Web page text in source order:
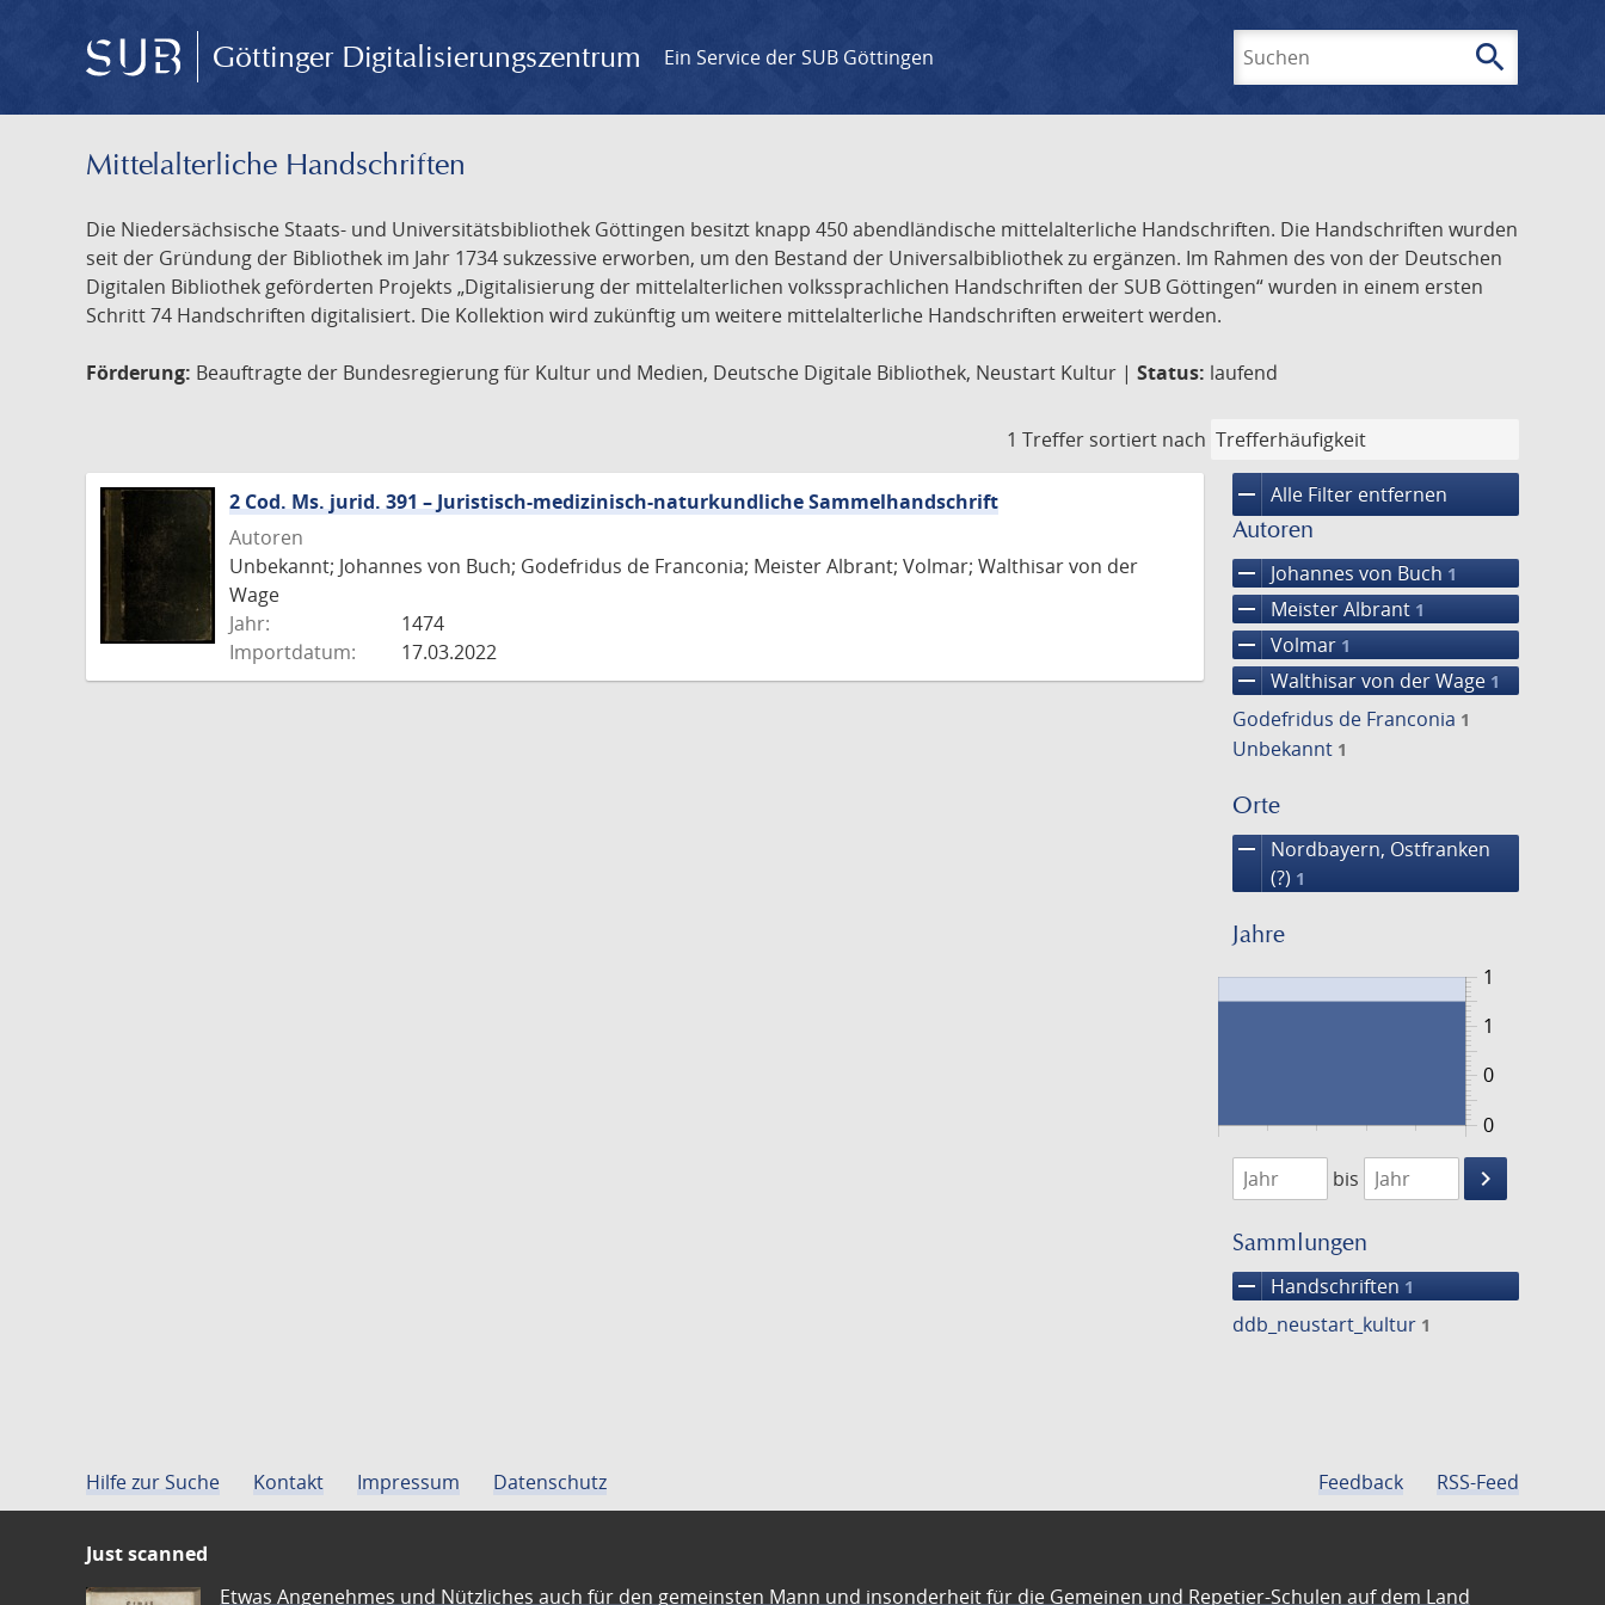
Göttinger Digitalisierungszentrum Ein Service der SUB Göttingen search
Mittelalterliche Handschriften
Die Niedersächsische Staats- und Universitätsbibliothek Göttingen besitzt knapp 450 abendländische mittelalterliche Handschriften. Die Handschriften wurden
seit der Gründung der Bibliothek im Jahr 1734 sukzessive erworben, um den Bestand der Universalbibliothek zu ergänzen. Im Rahmen des von der Deutschen
Digitalen Bibliothek geförderten Projekts „Digitalisierung der mittelalterlichen volkssprachlichen Handschriften der SUB Göttingen“ wurden in einem ersten
Schritt 74 Handschriften digitalisiert. Die Kollektion wird zukünftig um weitere mittelalterliche Handschriften erweitert werden.
Förderung: Beauftragte der Bundesregierung für Kultur und Medien, Deutsche Digitale Bibliothek, Neustart Kultur | Status: laufend
1 Treffer sortiert nach
remove Alle Filter entfernen
Autoren
remove Johannes von Buch 1
remove Meister Albrant 1
remove Volmar 1
remove Walthisar von der Wage 1
Godefridus de Franconia 1
Unbekannt 1
Orte
remove
Nordbayern, Ostfranken
(?) 1
Jahre
0
1
0
1
1474
1475
bis
keyboard_arrow_right
Suche
Sammlungen
remove Handschriften 1
ddb_neustart_kultur 1
2 Cod. Ms. jurid. 391 – Juristisch-medizinisch-naturkundliche Sammelhandschrift
Autoren
Unbekannt; Johannes von Buch; Godefridus de Franconia; Meister Albrant; Volmar; Walthisar von der
Wage
Jahr:
1474
Importdatum:
17.03.2022
Hilfe zur Suche Kontakt Impressum Datenschutz Feedback RSS-Feed
Just scanned
Etwas Angenehmes und Nützliches auch für den gemeinsten Mann und insonderheit für die Gemeinen und Repetier-Schulen auf dem Land